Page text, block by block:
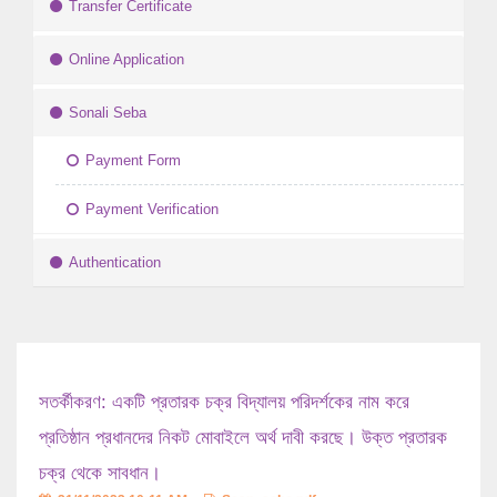
Transfer Certificate
Online Application
Sonali Seba
Payment Form
Payment Verification
Authentication
সতর্কীকরণ: একটি প্রতারক চক্র বিদ্যালয় পরিদর্শকের নাম করে
প্রতিষ্ঠান প্রধানদের নিকট মোবাইলে অর্থ দাবী করছে। উক্ত প্রতারক
চক্র থেকে সাবধান।